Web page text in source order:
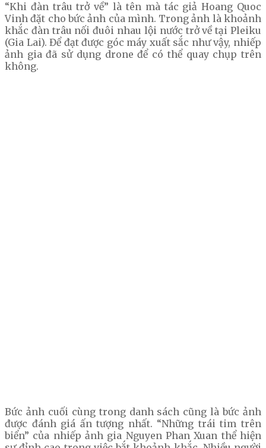
“Khi đàn trâu trở về” là tên mà tác giả Hoang Quoc
Vinh đặt cho bức ảnh của mình. Trong ảnh là khoảnh
khắc đàn trâu nối đuôi nhau lội nước trở về tại Pleiku
(Gia Lai). Để đạt được góc máy xuất sắc như vậy, nhiếp
ảnh gia đã sử dụng drone để có thể quay chụp trên
không.
Bức ảnh cuối cùng trong danh sách cũng là bức ảnh
được đánh giá ấn tượng nhất. “Những trái tim trên
biển” của nhiếp ảnh gia Nguyen Phan Xuan thể hiện